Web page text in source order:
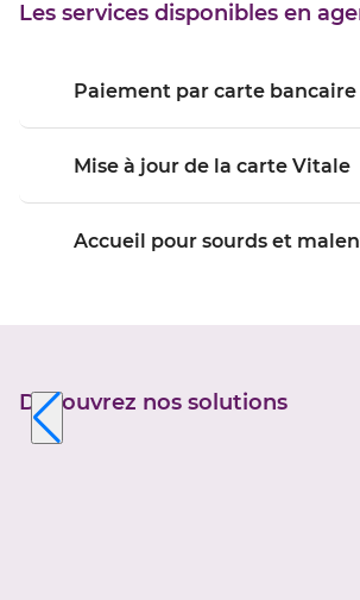
Les services disponibles en
Paiement par carte bancaire
Mise à jour de la carte Vitale
Accueil pour sourds et
Appuyer
sur
la
Découvrez nos solutions